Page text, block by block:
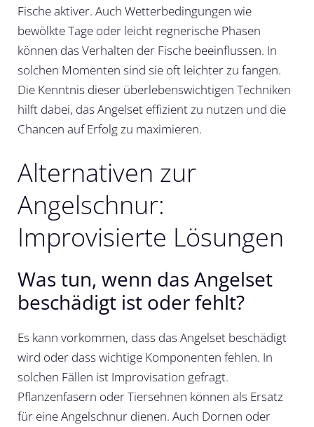
Fische aktiver. Auch Wetterbedingungen wie
bewölkte Tage oder leicht regnerische Phasen
können das Verhalten der Fische beeinflussen. In
solchen Momenten sind sie oft leichter zu fangen.
Die Kenntnis dieser überlebenswichtigen Techniken
hilft dabei, das Angelset effizient zu nutzen und die
Chancen auf Erfolg zu maximieren.
Alternativen zur
Angelschnur:
Improvisierte Lösungen
Was tun, wenn das Angelset
beschädigt ist oder fehlt?
Es kann vorkommen, dass das Angelset beschädigt
wird oder dass wichtige Komponenten fehlen. In
solchen Fällen ist Improvisation gefragt.
Pflanzenfasern oder Tiersehnen können als Ersatz
für eine Angelschnur dienen. Auch Dornen oder